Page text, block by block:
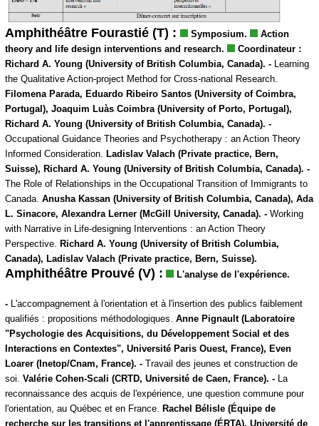
Amphithéâtre Fourastié (T) : Symposium.
Action
theory and life design interventions and research.
Coordinateur :
Richard A. Young (University of British Columbia, Canada). - Learning
the Qualitative Action-project Method for Cross-national Research.
Filomena Parada, Eduardo Ribeiro Santos (University of Coimbra,
Portugal), Joaquim Luàs Coimbra (University of Porto, Portugal),
Richard A. Young (University of British Columbia, Canada). -
Occupational Guidance Theories and Psychotherapy : an Action Theory
Informed Consideration. Ladislav Valach (Private practice, Bern,
Suisse), Richard A. Young (University of British Columbia, Canada). -
The Role of Relationships in the Occupational Transition of Immigrants to
Canada. Anusha Kassan (University of British Columbia, Canada), Ada
L. Sinacore, Alexandra Lerner (McGill University, Canada). - Working
with Narrative in Life-designing Interventions : an Action Theory
Perspective. Richard A. Young (University of British Columbia,
Canada), Ladislav Valach (Private practice, Bern, Suisse).
Amphithéâtre Prouvé (V) : L'analyse de l'expérience.
- L'accompagnement à l'orientation et à l'insertion des publics faiblement
qualifiés : propositions méthodologiques. Anne Pignault (Laboratoire
"Psychologie des Acquisitions, du Développement Social et des
Interactions en Contextes", Université Paris Ouest, France), Even
Loarer (Inetop/Cnam, France). - Travail des jeunes et construction de
soi. Valérie Cohen-Scali (CRTD, Université de Caen, France). - La
reconnaissance des acquis de l'expérience, une question commune pour
l'orientation, au Québec et en France. Rachel Bélisle (Équipe de
recherche sur les transitions et l'apprentissage (ÉRTA), Université de